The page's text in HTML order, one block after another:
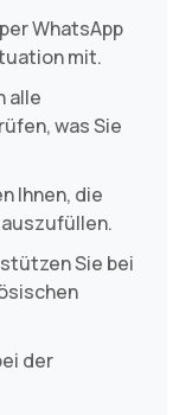
WhatsApp
mit.
alle
was Sie
Ihnen, die
Sie bei
der